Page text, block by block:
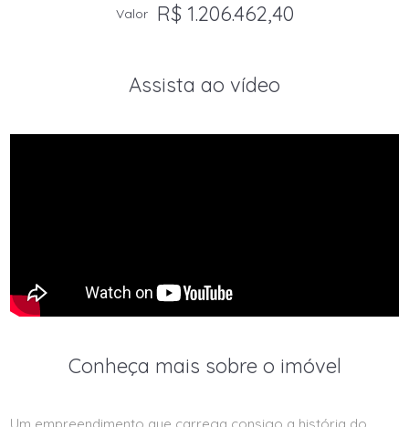
Valor R$ 1.206.462,40
Assista ao vídeo
Conheça mais sobre o imóvel